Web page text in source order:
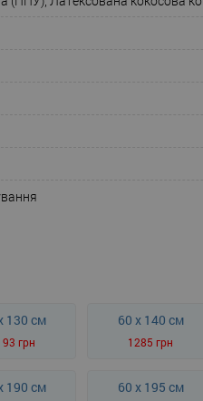
130 см
грн
60 x 140 см
1285 грн
190 см 60 x 195 см